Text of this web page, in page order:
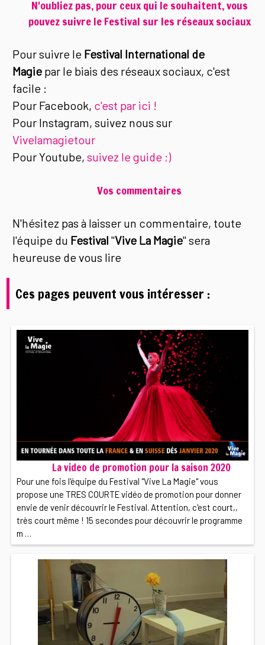
N'oubliez pas, pour ceux qui le souhaitent, vous
pouvez suivre le Festival sur les réseaux sociaux
Pour suivre le Festival International de
Magie par le biais des réseaux sociaux, c'est
facile :
Pour Facebook, c'est par ici !
Pour Instagram, suivez nous sur
Vivelamagietour
Pour Youtube,suivez le guide ;)
Vos commentaires
N'hésitez pas à laisser un commentaire, toute
l'équipe du Festival "Vive La Magie" sera
heureuse de vous lire
Ces pages peuvent vous intéresser :
La video de promotion pour la saison 2020
Pour une fois l'équipe du Festival "Vive La Magie" vous
propose une TRES COURTE vidéo de promotion pour donner
envie de venir découvrir le Festival. Attention, c'est court,,
très court même ! 15 secondes pour découvrir le programme
m …